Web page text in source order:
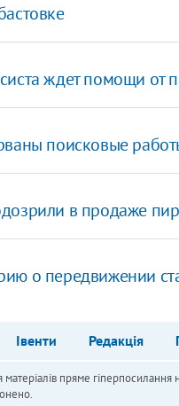
ждет помощи от
поисковые
в продаже
о передвижении
Івенти Редакція
матеріалів пряме